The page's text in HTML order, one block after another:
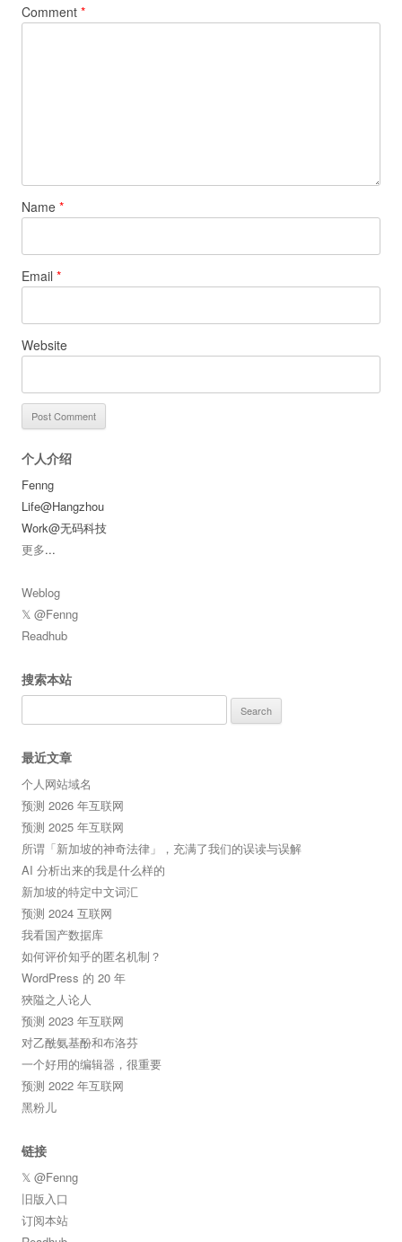
Comment *
Name *
Email *
Website
个人介绍
Fenng
Life@Hangzhou
Work@无码科技
更多...
Weblog
𝕏 @Fenng
Readhub
搜索本站
for:
最近文章
个人网站域名
预测 2026 年互联网
预测 2025 年互联网
所谓「新加坡的神奇法律」，充满了我们的误读与误解
AI 分析出来的我是什么样的
新加坡的特定中文词汇
预测 2024 互联网
我看国产数据库
如何评价知乎的匿名机制？
WordPress 的 20 年
狹隘之人论人
预测 2023 年互联网
对乙酰氨基酚和布洛芬
一个好用的编辑器，很重要
预测 2022 年互联网
黑粉儿
链接
𝕏 @Fenng
旧版入口
订阅本站